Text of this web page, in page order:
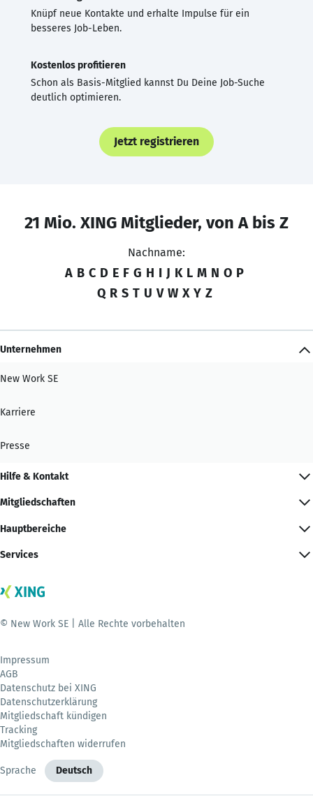
Knüpf neue Kontakte und erhalte Impulse für ein
besseres Job-Leben.
Kostenlos profitieren
Schon als Basis-Mitglied kannst Du Deine Job-Suche
deutlich optimieren.
Jetzt registrieren
21 Mio. XING Mitglieder, von A bis Z
Nachname:
A B C D E F G H I J K L M N O P
Q R S T U V W X Y Z
Unternehmen
New Work SE
Karriere
Presse
Hilfe & Kontakt
Mitgliedschaften
Hauptbereiche
Services
© New Work SE | Alle Rechte vorbehalten
Impressum
AGB
Datenschutz bei XING
Datenschutzerklärung
Mitgliedschaft kündigen
Tracking
Mitgliedschaften widerrufen
Sprache Deutsch